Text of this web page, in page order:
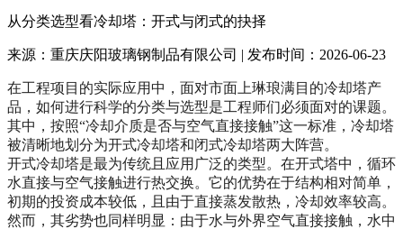
从分类选型看冷却塔：开式与闭式的抉择
来源：重庆庆阳玻璃钢制品有限公司 | 发布时间：2026-06-23
在工程项目的实际应用中，面对市面上琳琅满目的冷却塔产
品，如何进行科学的分类与选型是工程师们必须面对的课题。
其中，按照“冷却介质是否与空气直接接触”这一标准，冷却塔
被清晰地划分为开式冷却塔和闭式冷却塔两大阵营。
开式冷却塔是最为传统且应用广泛的类型。在开式塔中，循环
水直接与空气接触进行热交换。它的优势在于结构相对简单，
初期的投资成本较低，且由于直接蒸发散热，冷却效率较高。
然而，其劣势也同样明显：由于水与外界空气直接接触，水中